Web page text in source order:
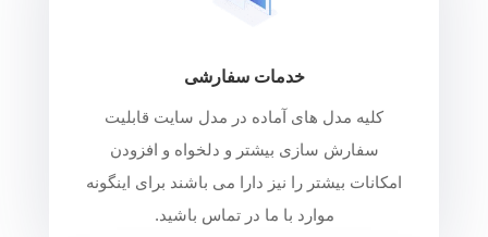
خدمات سفارشی
کلیه مدل های آماده در مدل سایت قابلیت
سفارش سازی بیشتر و دلخواه و افزودن
امکانات بیشتر را نیز دارا می باشند برای اینگونه
موارد با ما در تماس باشید.